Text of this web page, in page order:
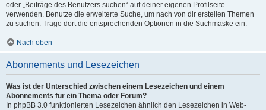
oder „Beiträge des Benutzers suchen“ auf deiner eigenen Profilseite
verwenden. Benutze die erweiterte Suche, um nach von dir erstellen Themen
zu suchen. Trage dort die entsprechenden Optionen in die Suchmaske ein.
Nach oben
Abonnements und Lesezeichen
Was ist der Unterschied zwischen einem Lesezeichen und einem
Abonnements für ein Thema oder Forum?
In phpBB 3.0 funktionierten Lesezeichen ähnlich den Lesezeichen in Web-